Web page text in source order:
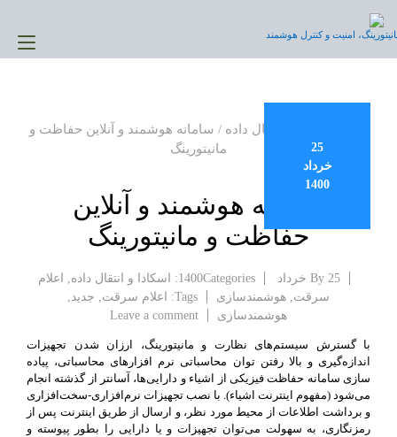
content
امنیت و کنترل هوشمند
25
خرداد
1400
اسکادا و انتقال داده / سامانه هوشمند و آنلاین حفاظت و
مانیتورینگ
سامانه هوشمند و آنلاین
حفاظت و مانیتورینگ
By 25 خرداد 1400 Categories: اسکادا و انتقال داده,
اعلام
سرقت, هوشمندسازی Tags: اعلام سرقت, جدید,
هوشمندسازی
Leave a comment
on
هوشمند
آنلاین
حفاظت
و
با گسترش سیستم‌های نظارت و مانیتورینگ، ارزان شدن تجهیزات
اندازه‌گیری و بالا رفتن توان محاسباتی نرم افزارهای محاسباتی، پیاده
سازی سامانه حفاظت فیزیکی از اشیاء و دارایی‌ها، آسانتر از گذشته انجام
می‌شود (مفهوم اینترنت اشیاء). با نصب تجهیزات نرم‌افزاری-سخت‌افزاری
و برداشت اطلاعات از محیط مورد نظر، و ارسال از طریق اینترنت پس از
رمزنگاری، به سهولت می‌توان تجهیزات و یا دارایی را بطور پیوسته و